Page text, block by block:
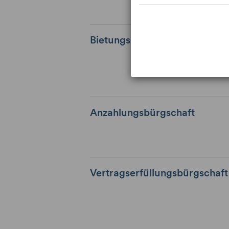
Bietungsgarantien
Anzahlungsbürgschaft
Vertragserfüllungsbürgschaft